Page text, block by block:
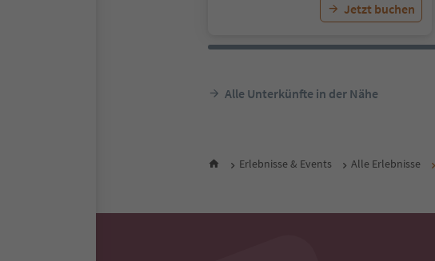
Jetzt buchen
Alle Unterkünfte in der Nähe
Erlebnisse & Events Alle Erlebnisse